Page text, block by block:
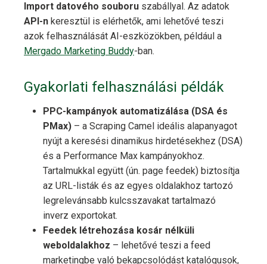
Import datového souboru szabállyal. Az adatok
API-n keresztül is elérhetők, ami lehetővé teszi
azok felhasználását AI-eszközökben, például a
Mergado Marketing Buddy-ban.
Gyakorlati felhasználási példák
PPC-kampányok automatizálása (DSA és
PMax) – a Scraping Camel ideális alapanyagot
nyújt a keresési dinamikus hirdetésekhez (DSA)
és a Performance Max kampányokhoz.
Tartalmukkal együtt (ún. page feedek) biztosítja
az URL-listák és az egyes oldalakhoz tartozó
legrelevánsabb kulcsszavakat tartalmazó
inverz exportokat.
Feedek létrehozása kosár nélküli
weboldalakhoz – lehetővé teszi a feed
marketingbe való bekapcsolódást katalógusok,